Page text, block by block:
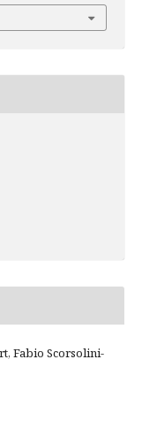
Fabio Scorsolini-